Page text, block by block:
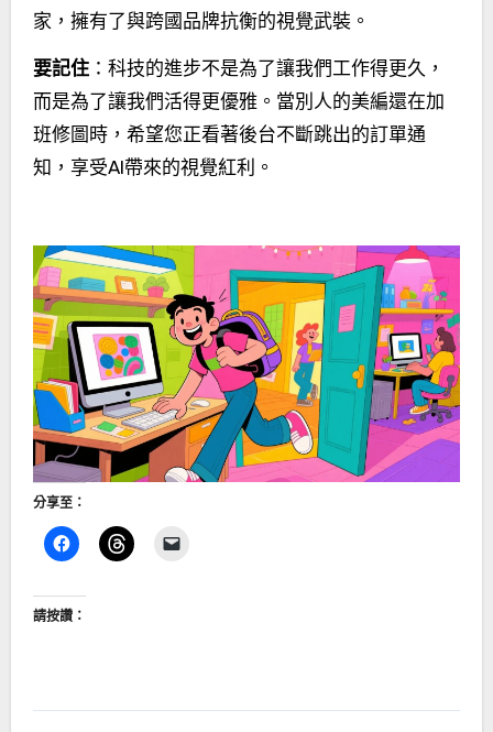
家，擁有了與跨國品牌抗衡的視覺武裝。
要記住：科技的進步不是為了讓我們工作得更久，
而是為了讓我們活得更優雅。當別人的美編還在加
班修圖時，希望您正看著後台不斷跳出的訂單通
知，享受AI帶來的視覺紅利。
分享至：
請按讚：